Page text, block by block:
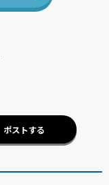
ポストする